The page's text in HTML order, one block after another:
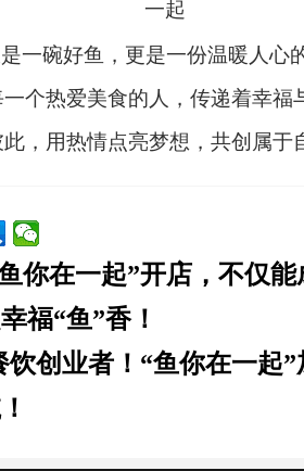
一碗好鱼，更是一份温暖人心
个热爱美食的人，传递着幸福
，用热情点亮梦想，共创属于
你在一起”开店，不仅
福“鱼”香！
饮创业者！“鱼你在一起